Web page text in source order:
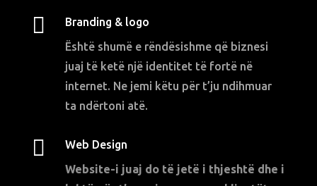

Branding & logo
Është shumë e rëndësishme që biznesi
juaj të ketë një identitet të fortë në
internet. Ne jemi këtu për t’ju ndihmuar
ta ndërtoni atë.

Web Design
Website-i juaj do të jetë i thjeshtë dhe i